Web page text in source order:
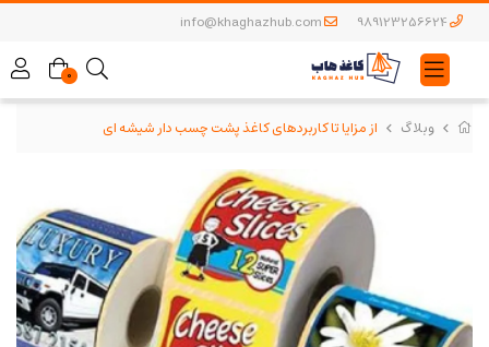
وبلاگ از مزایا تا کاربردهای کاغذ پشت چسب دار شیشه ای
info@khaghazhub.com
0